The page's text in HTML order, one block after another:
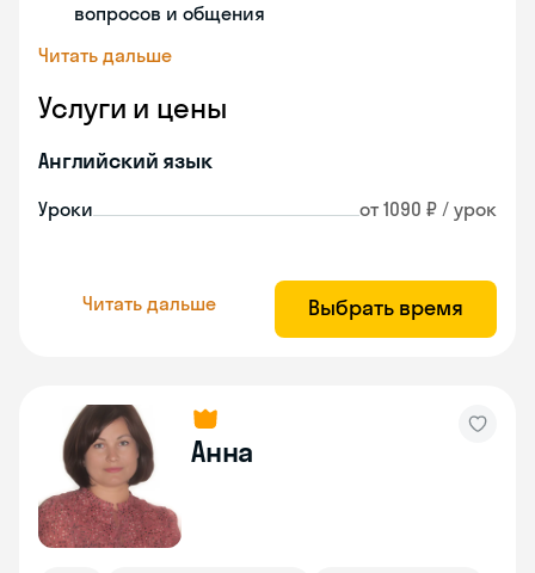
вопросов и общения
Читать дальше
Услуги и цены
Английский язык
Уроки от 1090 ₽ / урок
Читать дальше Выбрать время
Анна